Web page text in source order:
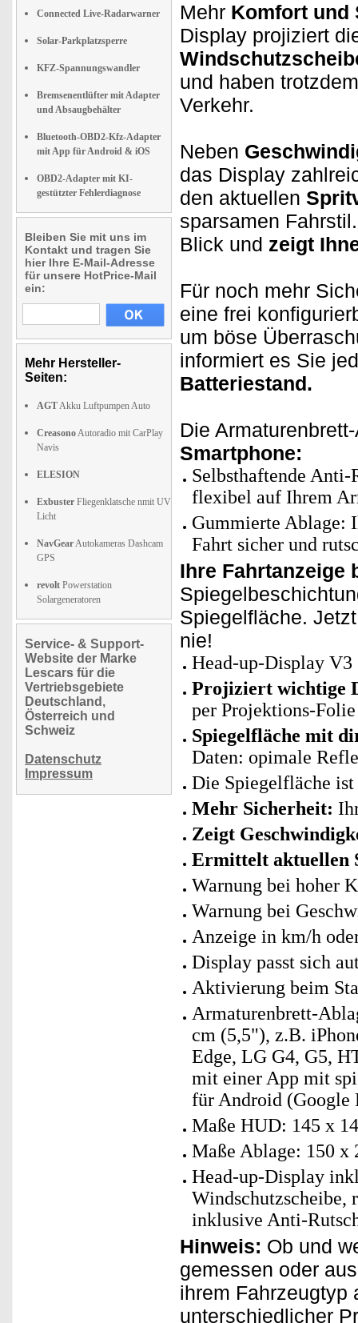
Connected Live-Radarwarner
Solar-Parkplatzsperre
KFZ-Spannungswandler
Bremsenentlüfter mit Adapter
und Absaugbehälter
Bluetooth-OBD2-Kfz-Adapter
mit App für Android & iOS
OBD2-Adapter mit KI-
gestützter Fehlerdiagnose
Bleiben Sie mit uns im
Kontakt und tragen Sie
hier Ihre E-Mail-Adresse
für unsere HotPrice-Mail
ein:
Mehr Hersteller-
Seiten:
AGTAkku Luftpumpen Auto
CreasonoAutoradio mit CarPlay
Navis
ELESION
Exbuster Fliegenklatsche nmit UV
Licht
NavGearAutokameras Dashcam
GPS
revolt Powerstation
Solargeneratoren
Service- & Support-
Website der Marke
Lescars für die
Vertriebsgebiete
Deutschland,
Österreich und
Schweiz
Datenschutz
Impressum
Mehr Komfort und
Display projiziert
und haben
Verkehr.
Neben
das Display
den aktuellen
sparsamen
Blick und zeigt
Für noch mehr
eine frei
um böse
informiert es Sie
Batteriestand.
Die
Smartphone:
Selbsthaftende
flexibel auf Ihrem
Gummierte Ablage:
Fahrt sicher und
Ihre Fahrtanzeige
Spiegelfläche.
nie!
Head-up-Display
Projiziert wichtige
per Projektions-
Spiegelfläche mit
Daten: opimale
Die Spiegelfläche
Mehr Sicherheit:
Zeigt
Ermittelt aktuellen
Warnung bei hoher
Warnung bei
Anzeige in km/h
Display passt sich
Aktivierung beim
Armaturenbrett-
cm (5,5"), z.B.
Edge, LG G4, G5,
mit einer App mit
für Android (Google
Maße HUD: 145 x
Maße Ablage: 150 x
Head-up-Display
Windschutzscheibe,
inklusive Anti-
Hinweis: Ob und
gemessen oder
ihrem Fahrzeugtyp
unterschiedlicher